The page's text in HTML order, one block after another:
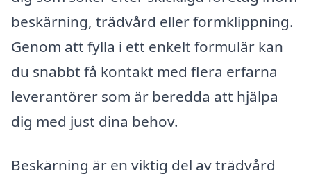
beskärning, trädvård eller formklippning.
Genom att fylla i ett enkelt formulär kan
du snabbt få kontakt med flera erfarna
leverantörer som är beredda att hjälpa
dig med just dina behov.
Beskärning är en viktig del av trädvård